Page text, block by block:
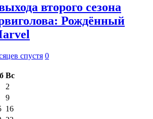
второго сезона
Рождённый
спустя 0
Вс
2
9
16